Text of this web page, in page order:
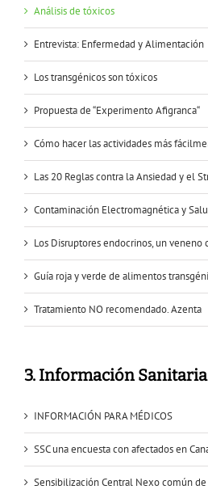
Análisis de tóxicos
Entrevista: Enfermedad y Alimentación
Los transgénicos son tóxicos
Propuesta de “Experimento Afigranca“
Cómo hacer las actividades más
Las 20 Reglas contra la Ansiedad y el
Contaminación Electromagnética y
Los Disruptores endocrinos, un veneno
Guía roja y verde de alimentos
Tratamiento NO recomendado. Azenta
3. Información Sanitaria
INFORMACIÓN PARA MÉDICOS
SSC una encuesta con afectados en
Sensibilización Central Nexo común de